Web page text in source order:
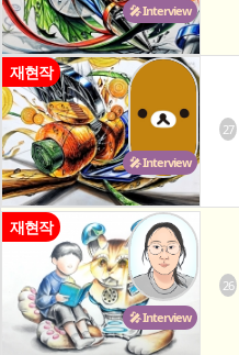
🎤 Interview
🎤 Interview
재현작
27
🎤 Interview
재현작
26